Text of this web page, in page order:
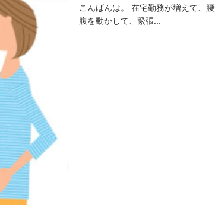
こんばんは。 在宅勤務が増えて、
腹を動かして、緊張...